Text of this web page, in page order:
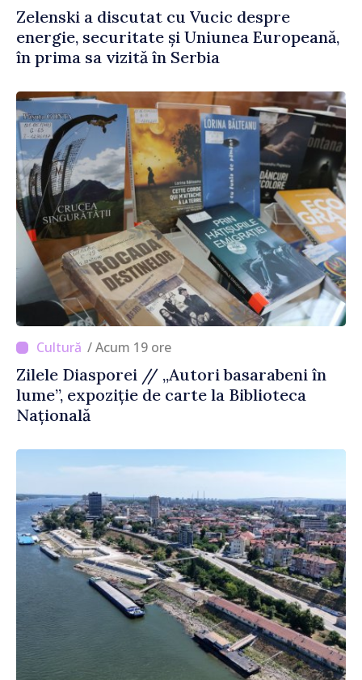
Zelenski a discutat cu Vucic despre
energie, securitate și Uniunea Europeană,
în prima sa vizită în Serbia
/ Acum 19 ore
Zilele Diasporei // „Autori basarabeni în
lume”, expoziție de carte la Biblioteca
Națională